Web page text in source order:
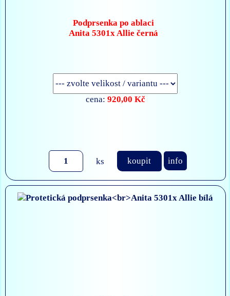
Podprsenka po ablaci
Anita 5301x Allie černá
cena: 920,00 Kč
ks koupit info